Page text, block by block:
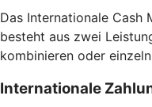
Das Internationale Cash
besteht aus zwei
kombinieren oder
Internationale